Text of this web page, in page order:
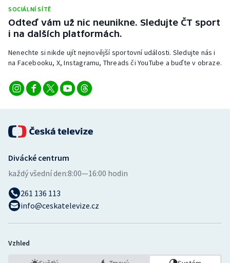
SOCIÁLNÍ SÍTĚ
Odteď vám už nic neunikne. Sledujte ČT sport
i na dalších platformách.
Nenechte si nikde ujít nejnovější sportovní události. Sledujte nás i
na Facebooku, X, Instagramu, Threads či YouTube a buďte v obraze.
Divácké centrum
každý všední den:8:00—16:00 hodin
261 136 113
info@ceskatelevize.cz
Vzhled